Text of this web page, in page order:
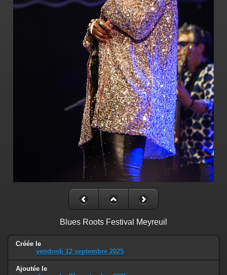
Blues Roots Festival Meyreuil
Créée le
vendredi 12 septembre 2025
Ajoutée le